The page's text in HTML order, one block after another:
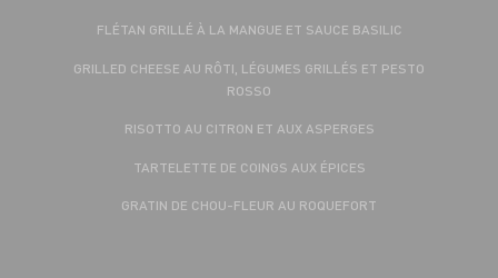
FLÉTAN GRILLÉ À LA MANGUE ET SAUCE BASILIC
GRILLED CHEESE AU RÔTI, LÉGUMES GRILLÉS ET PESTO
ROSSO
RISOTTO AU CITRON ET AUX ASPERGES
TARTELETTE DE COINGS AUX ÉPICES
GRATIN DE CHOU-FLEUR AU ROQUEFORT